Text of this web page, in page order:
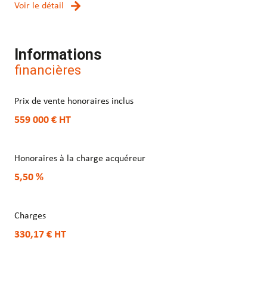
Voir le détail
Informations
financières
Prix de vente honoraires inclus
559 000 € HT
Honoraires à la charge acquéreur
5,50 %
Charges
330,17 € HT